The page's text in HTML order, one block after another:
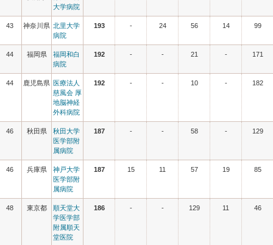
大学病院
43 神奈川県 北里大学
病院
193 - 24 56 14 99
44 福岡県
福岡和白
病院
192 - - 21 - 171
44 鹿児島県 医療法人
慈風会 厚
地脳神経
外科病院
192 - - 10 - 182
46 秋田県
秋田大学
医学部附
属病院
187 - - 58 - 129
46 兵庫県
神戸大学
医学部附
属病院
187 15 11 57 19 85
48 東京都
順天堂大
学医学部
附属順天
堂医院
186 - - 129 11 46